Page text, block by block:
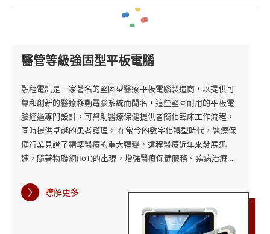
能。這些平板電腦可用於患者監測、藥物管理和醫學成像
等任務，使其成為醫療保健專業人員的重要工具。
融程的醫療保健強固式平板電腦在設計時也充分考慮了用
戶的需求。它們配備了一系列用戶友好的功能，例如觸控
螢幕、手勢控制和手寫筆，可增強用戶體驗並簡化工作流
程。憑藉較長的電池壽命和內置的無線連接選項，醫療保
健專業人員可以高效、高效地工作，而無需擔心電量耗盡
或失去連接。
融程醫管等級強固型平板電腦是需要可靠、耐用且衛生的
計算設備的醫療機構的理想解決方案。憑藉強大的計算能
醫管等級強固型平板電腦
融程電訊是一家著名的堅固型醫療平板電腦製造商，以提供可
靠和創新的醫療移動電腦系統而聞名，這些堅固耐用的平板電
腦經過專門設計，可幫助醫療保健提供者簡化臨床工作流程，
同時提供卓越的患者護理。 在當今的數字化轉型時代，醫療保
健行業見證了精準醫療的重大轉變，遠程醫療近年來發展迅
速，隨著物聯網(IoT)的出現，增強醫療保健服務、疾病治療和
療機構對如此大規模的疫情爆發毫無準備，為了幫助對抗病
毒，醫療保健級平板電腦已被證明是前線有效的通信和數據收
集工具。融程堅固耐用的醫療保健平板電腦為醫療保健專業人
員提供了新的便利，使他們能夠收集和傳輸信息、診斷患者並
瞭解更多